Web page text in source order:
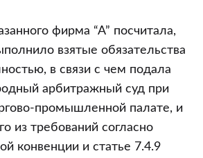
фирма “А” посчитала,
взятые обязательства
в связи с чем подала
арбитражный суд при
промышленной палате, и
из требований согласно
конвенции и статье 7.4.9